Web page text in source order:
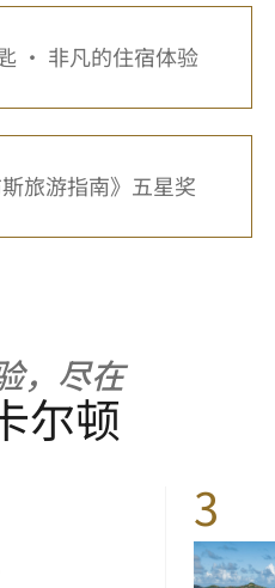
· 非凡的住宿体验
旅游指南》五星奖
，尽在
尔顿
3